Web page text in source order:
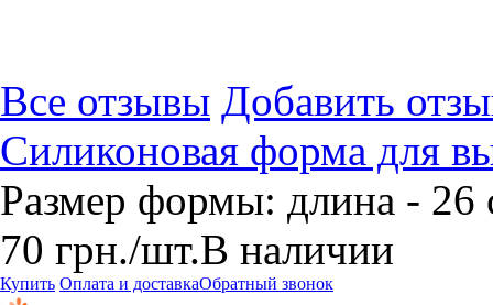
Все отзывы Добавить
Силиконовая форма для
Размер формы: длина -
70 грн./шт.В наличии
Купить Оплата и доставкаОбратный звонок